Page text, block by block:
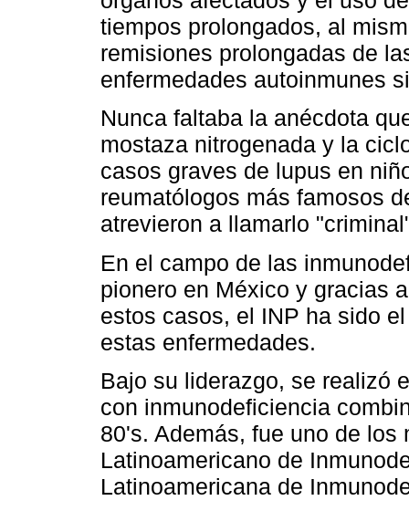
tiempos prolongados, al
remisiones prolongadas de
enfermedades autoinmunes
Nunca faltaba la anécdota
mostaza nitrogenada y la
casos graves de lupus en
reumatólogos más famosos
atrevieron a llamarlo
En el campo de las
pionero en México y gracias
estos casos, el INP ha sido
estas enfermedades.
Bajo su liderazgo, se realizó
con inmunodeficiencia
80's. Además, fue uno de los
Latinoamericano de
Latinoamericana de